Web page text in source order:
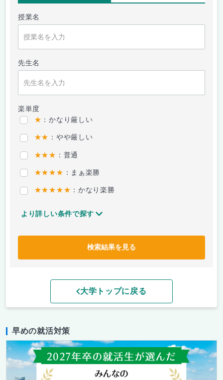
授業名
先生名
楽単度
★ ：かなり厳しい
★★ ：やや厳しい
★★★ ：普通
★★★★ ：まぁ楽勝
★★★★★ ：かなり楽勝
より詳しい条件で探す
検索結果を見る
大学トップに戻る
早めの就活対策